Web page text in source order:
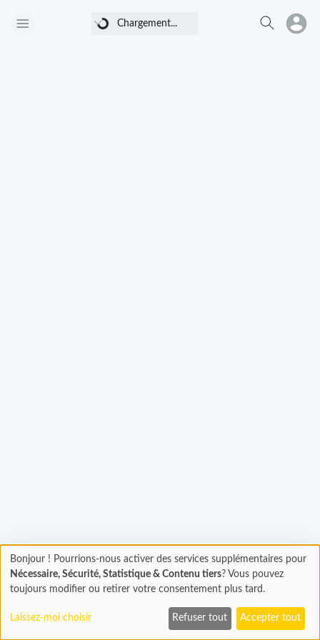
Chargement...
Chargement
En cours...
Bonjour ! Pourrions-nous activer des services supplémentaires pour
Nécessaire, Sécurité, Statistique & Contenu tiers? Vous pouvez
toujours modifier ou retirer votre consentement plus tard.
Laissez-moi choisir Refuser tout Accepter tout